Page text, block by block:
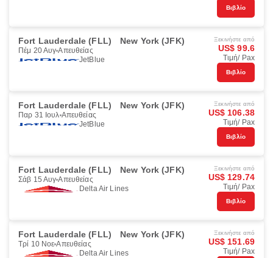
Βιβλίο
Fort Lauderdale (FLL) New York (JFK)
Πέμ 20 Αυγ Απευθείας
JetBlue
Ξεκινήστε από
US$ 99.6
Τιμή/ Pax
Βιβλίο
Fort Lauderdale (FLL) New York (JFK)
Παρ 31 Ιουλ Απευθείας
JetBlue
Ξεκινήστε από
US$ 106.38
Τιμή/ Pax
Βιβλίο
Fort Lauderdale (FLL) New York (JFK)
Σάβ 15 Αυγ Απευθείας
Delta Air Lines
Ξεκινήστε από
US$ 129.74
Τιμή/ Pax
Βιβλίο
Fort Lauderdale (FLL) New York (JFK)
Τρί 10 Νοε Απευθείας
Delta Air Lines
Ξεκινήστε από
US$ 151.69
Τιμή/ Pax